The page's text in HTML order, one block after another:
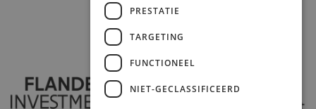
PRESTATIE
TARGETING
FUNCTIONEEL
NIET-GECLASSIFICEERD